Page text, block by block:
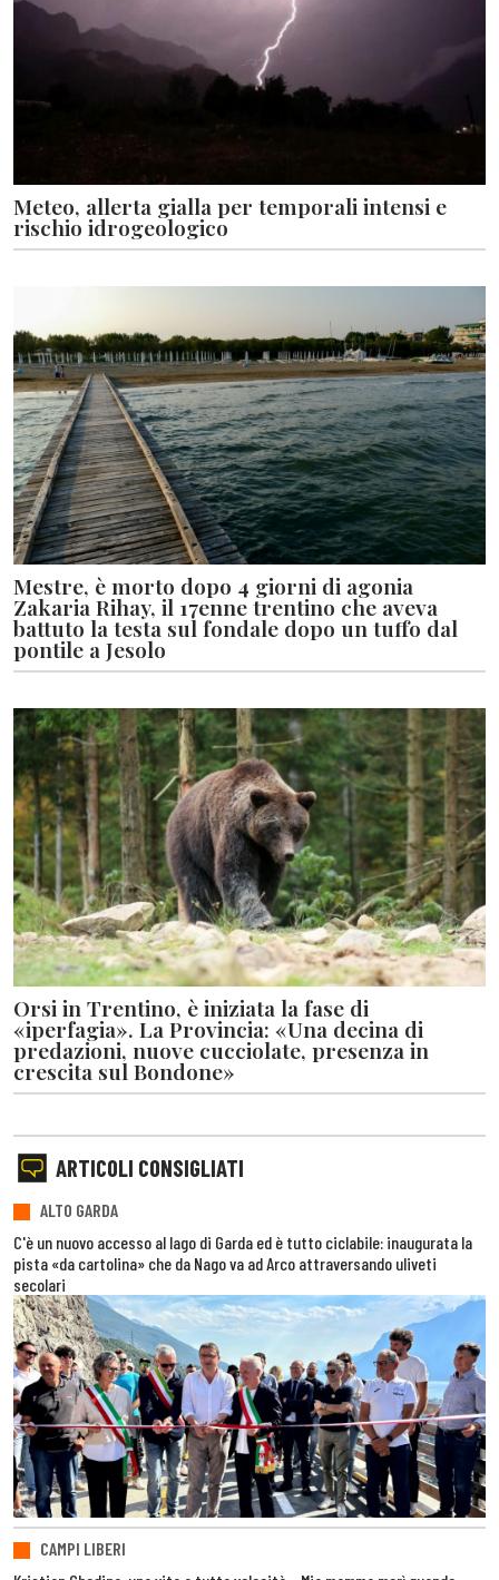
Meteo, allerta gialla per temporali intensi e
rischio idrogeologico
Mestre, è morto dopo 4 giorni di agonia
Zakaria Rihay, il 17enne trentino che aveva
battuto la testa sul fondale dopo un tuffo dal
pontile a Jesolo
Orsi in Trentino, è iniziata la fase di
«iperfagia». La Provincia: «Una decina di
predazioni, nuove cucciolate, presenza in
crescita sul Bondone»
ARTICOLI CONSIGLIATI
ALTO GARDA
C'è un nuovo accesso al lago di Garda ed è tutto ciclabile: inaugurata la
pista «da cartolina» che da Nago va ad Arco attraversando uliveti
secolari
CAMPI LIBERI